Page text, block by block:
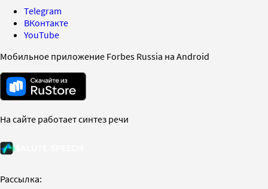
Telegram
ВКонтакте
YouTube
Мобильное приложение Forbes Russia на Android
На сайте работает синтез речи
Рассылка: